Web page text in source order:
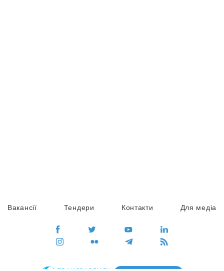
Вакансії Тендери Контакти Для медіа